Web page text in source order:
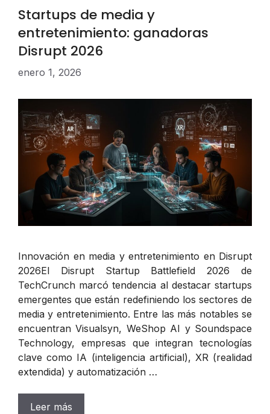
Startups de media y
entretenimiento: ganadoras
Disrupt 2026
enero 1, 2026
Innovación en media y entretenimiento en Disrupt
2026El Disrupt Startup Battlefield 2026 de
TechCrunch marcó tendencia al destacar startups
emergentes que están redefiniendo los sectores de
media y entretenimiento. Entre las más notables se
encuentran Visualsyn, WeShop AI y Soundspace
Technology, empresas que integran tecnologías
clave como IA (inteligencia artificial), XR (realidad
extendida) y automatización …
Leer más